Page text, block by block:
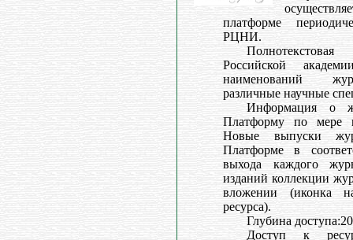
платформе
РЦНИ.
Российской
наименований
различные научные
Информация о
Платформу по мере
Новые выпуски
Платформе в
выхода каждого
изданий коллекции
вложении (иконка
ресурса).
Глубина
Доступ к